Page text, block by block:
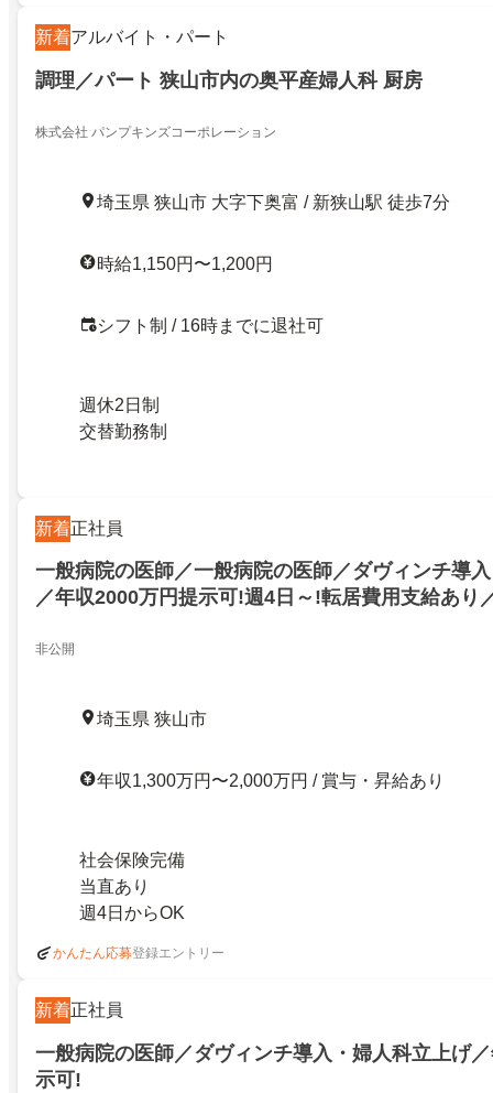
新着アルバイト・パート
調理／パート 狭山市内の奥平産婦人科 厨房
株式会社 パンプキンズコーポレーション
埼玉県 狭山市 大字下奥富 / 新狭山駅 徒歩7分
時給1,150円〜1,200円
シフト制 / 16時までに退社可
週休2日制
交替勤務制
新着正社員
一般病院の医師／一般病院の医師／ダヴィンチ導
／年収2000万円提示可!週4日～!転居費用支給あり
週4日～!転居費用支給あり／45604／27251223
非公開
埼玉県 狭山市
年収1,300万円〜2,000万円 / 賞与・昇給あり
社会保険完備
当直あり
週4日からOK
かんたん応募登録エントリー
新着正社員
一般病院の医師／ダヴィンチ導入・婦人科立上げ
示可!